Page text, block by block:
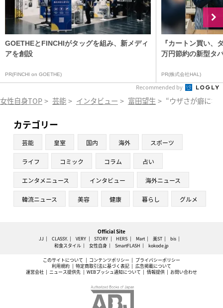
GOETHEとFINCHIがタッグを組み、新メディ
アを創設
PR(FINCHI on GOETHE)
『カートン買い、
万円節約の新型タ
PR(株式会社HAL)
Recommended by
女性自身TOP > 芸能 > インタビュー > 富田望生 > “ウザさが癖にな
カテゴリー
芸能 皇室 国内 海外 スポーツ
ライフ コミック コラム 占い
エンタメニュース インタビュー 海外ニュース
韓流ニュース 美容 健康 暮らし グルメ
Official Site
JJ CLASSY. VERY STORY HERS Mart 美ST
bis
和食スタイル
女性自身 SmartFLASH kokode.jp
このサイトについて コンテンツポリシー
プライバシーポリシー
利用規約
特定商取引法に基づく表記
広告掲載について
運営会社
ニュース提供先 WEBプッシュ通知について 情報提供 お問い合わせ